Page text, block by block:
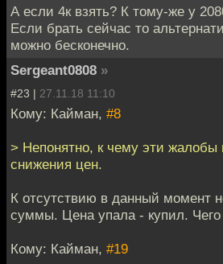
А если 4к взять? К тому-же у
Если брать сейчас то
можно бесконечно.
Sergeant0808 »
#23 | 27.11.18 11:10
Кому: Кайман, #8
> Непонятно, к чему эти жалобы
снижения цен.
К отсутствию в данный момент
суммы. Цена упала - купил. Чего
Кому: Кайман, #19